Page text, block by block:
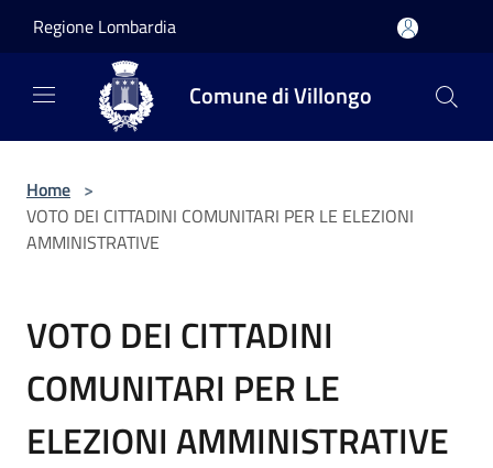
Regione Lombardia
Comune di Villongo
Home >
VOTO DEI CITTADINI COMUNITARI PER LE ELEZIONI
AMMINISTRATIVE
VOTO DEI CITTADINI
COMUNITARI PER LE
ELEZIONI AMMINISTRATIVE